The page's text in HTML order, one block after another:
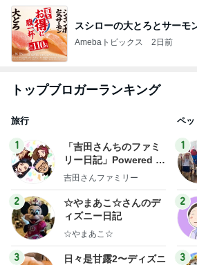
スシローの大とろとサーモ
Amebaトピックス 2日前
トップブロガーランキング
旅行
1
「吉田さんちのファミ
リー日記」Powered b
y Ameba 吉田さんファ
ログ
吉田さんファミリー
2
☆やまあこ☆さんのデ
ィズニー日記
☆やまあこ☆
3
日々是甘露2〜ディズニ
ペッ
1
2
3